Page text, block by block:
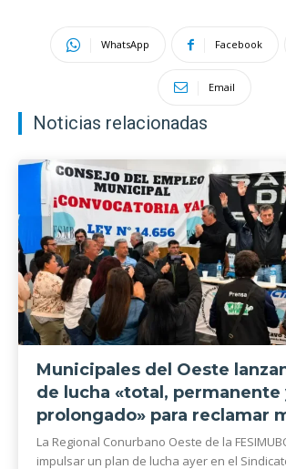
WhatsApp Facebook
Email
Noticias relacionadas
Municipales del Oeste
de lucha «total, permanente
prolongado» para reclamar
La Regional Conurbano Oeste de la
impulsar un plan de lucha ayer en el